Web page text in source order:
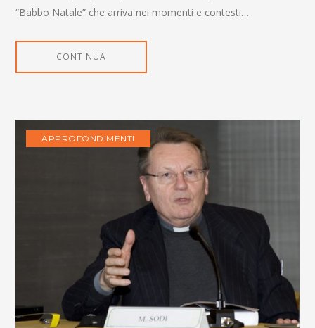
“Babbo Natale” che arriva nei momenti e contesti…
CONTINUA
APPROFONDIMENTI